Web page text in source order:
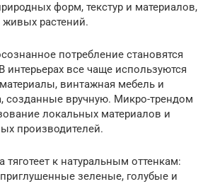
форм, текстур и материалов,
растений.
потребление становятся
интерьерах все чаще используются
винтажная мебель и
созданные вручную. Микро-трендом
локальных материалов и
производителей.
тяготеет к натуральным оттенкам:
зеленые, голубые и